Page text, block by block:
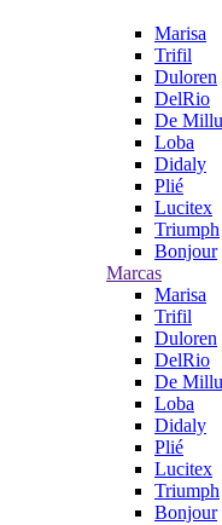
Marisa
Trifil
Duloren
DelRio
De
Loba
Didaly
Plié
Lucitex
Triumph
Bonjour
Marcas
Marisa
Trifil
Duloren
DelRio
De
Loba
Didaly
Plié
Lucitex
Triumph
Bonjour